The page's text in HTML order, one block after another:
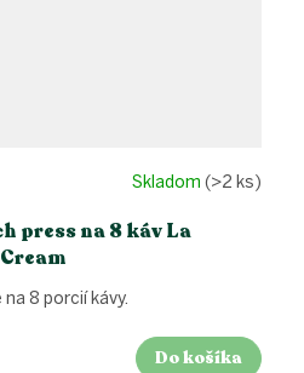
press na 8 káv La
Skladom (>2 ks)
Do košíka
8 porcií kávy.